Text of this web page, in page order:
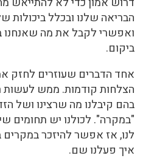
הבריאה שלנו ובכלל ביכולות
ואפשרי לקבל את מה שאנחנו
ביקום.
אחד הדברים שעוזרים לחזק
הצלחות קודמות. ממש
בהם קיבלנו מה שרצינו ושל
"במקרה". לכולנו יש תחומים
לנו, אז אפשר להיזכר במקרים
איך פעלנו שם.